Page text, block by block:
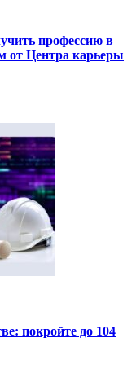
профессию в
от Центра карьеры
покройте до 104